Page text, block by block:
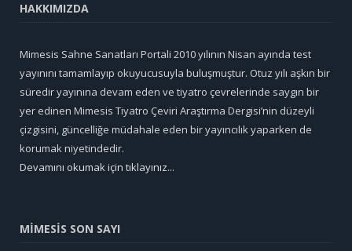
HAKKIMIZDA
Mimesis Sahne Sanatları Portali 2010 yılının Nisan ayında test
yayınını tamamlayıp okuyucusuyla buluşmuştur. Otuz yılı aşkın bir
süredir yayınına devam eden ve tiyatro çevrelerinde saygın bir
yer edinen Mimesis Tiyatro Çeviri Araştırma Dergisi’nin düzeyli
çizgisini, güncelliğe müdahale eden bir yayıncılık yaparken de
korumak niyetindedir.
Devamını okumak için tıklayınız...
MİMESİS SON SAYI